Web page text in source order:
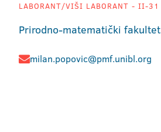
LABORANT/VIŠI LABORANT - II-31
Prirodno-matematički fakultet
milan.popovic@pmf.unibl.org